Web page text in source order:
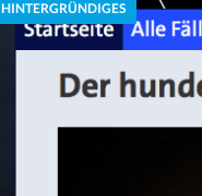
HINTERGRÜNDIGES